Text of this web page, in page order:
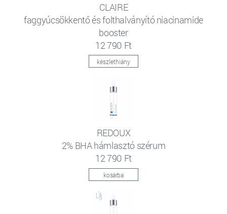
CLAIRE
faggyúcsökkentő és folthalványító niacinamide
booster
12 790 Ft
készlethiány
REDOUX
2% BHA hámlasztó szérum
12 790 Ft
kosárba